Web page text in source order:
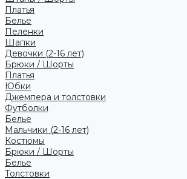
Платья
Белье
Пеленки
Шапки
Девочки (2-16 лет)
Брюки / Шорты
Платья
Юбки
Джемпера и толстовки
Футболки
Белье
Мальчики (2-16 лет)
Костюмы
Брюки / Шорты
Белье
Толстовки